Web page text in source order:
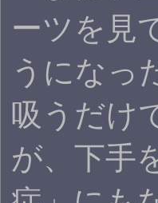
ーツを見
うになっ
吸うだけ
が、下手